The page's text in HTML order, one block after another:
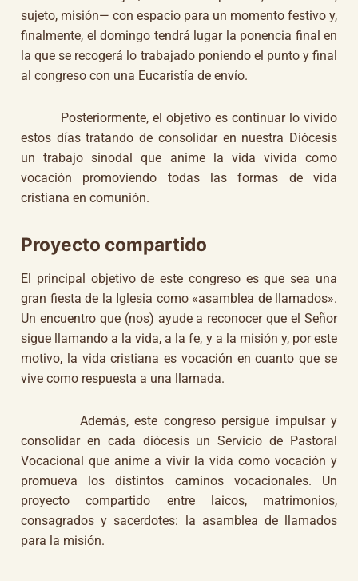
sujeto, misión— con espacio para un momento festivo y,
finalmente, el domingo tendrá lugar la ponencia final en
la que se recogerá lo trabajado poniendo el punto y final
al congreso con una Eucaristía de envío.
Posteriormente, el objetivo es continuar lo vivido
estos días tratando de consolidar en nuestra Diócesis
un trabajo sinodal que anime la vida vivida como
vocación promoviendo todas las formas de vida
cristiana en comunión.
Proyecto compartido
El principal objetivo de este congreso es que sea una
gran fiesta de la Iglesia como «asamblea de llamados».
Un encuentro que (nos) ayude a reconocer que el Señor
sigue llamando a la vida, a la fe, y a la misión y, por este
motivo, la vida cristiana es vocación en cuanto que se
vive como respuesta a una llamada.
Además, este congreso persigue impulsar y
consolidar en cada diócesis un Servicio de Pastoral
Vocacional que anime a vivir la vida como vocación y
promueva los distintos caminos vocacionales. Un
proyecto compartido entre laicos, matrimonios,
consagrados y sacerdotes: la asamblea de llamados
para la misión.